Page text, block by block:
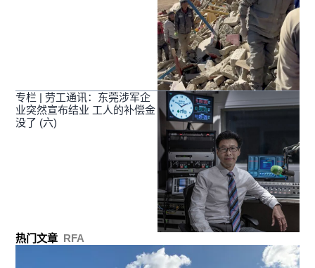
专栏 | 劳工通讯：东莞涉军企
业突然宣布结业 工人的补偿金
没了 (六)
热门文章 RFA